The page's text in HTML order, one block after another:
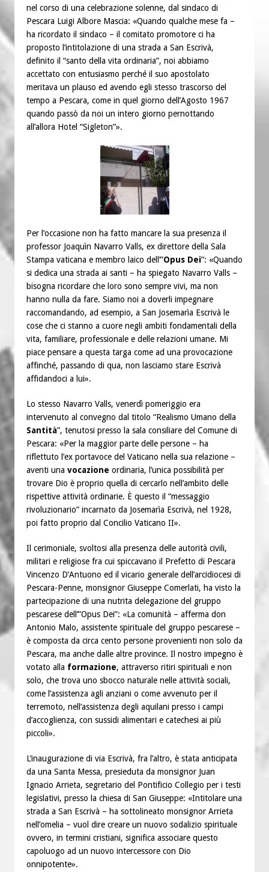
nel corso di una celebrazione solenne, dal sindaco di
Pescara Luigi Albore Mascia: «Quando qualche mese fa –
ha ricordato il sindaco – il comitato promotore ci ha
proposto l’intitolazione di una strada a San Escrivà,
definito il “santo della vita ordinaria”, noi abbiamo
accettato con entusiasmo perché il suo apostolato
meritava un plauso ed avendo egli stesso trascorso del
tempo a Pescara, come in quel giorno dell’Agosto 1967
quando passò da noi un intero giorno pernottando
all’allora Hotel “Sigleton”».
Per l’occasione non ha fatto mancare la sua presenza il
professor Joaquìn Navarro Valls, ex direttore della Sala
Stampa vaticana e membro laico dell’”Opus Dei”: «Quando
si dedica una strada ai santi – ha spiegato Navarro Valls –
bisogna ricordare che loro sono sempre vivi, ma non
hanno nulla da fare. Siamo noi a doverli impegnare
raccomandando, ad esempio, a San Josemarìa Escrivà le
cose che ci stanno a cuore negli ambiti fondamentali della
vita, familiare, professionale e delle relazioni umane. Mi
piace pensare a questa targa come ad una provocazione
affinché, passando di qua, non lasciamo stare Escrivà
affidandoci a lui».
Lo stesso Navarro Valls, venerdì pomeriggio era
intervenuto al convegno dal titolo “Realismo Umano della
Santità”, tenutosi presso la sala consiliare del Comune di
Pescara: «Per la maggior parte delle persone – ha
riflettuto l’ex portavoce del Vaticano nella sua relazione –
aventi una vocazione ordinaria, l’unica possibilità per
trovare Dio è proprio quella di cercarlo nell’ambito delle
rispettive attività ordinarie. È questo il “messaggio
rivoluzionario” incarnato da Josemarìa Escrivà, nel 1928,
poi fatto proprio dal Concilio Vaticano II».
Il cerimoniale, svoltosi alla presenza delle autorità civili,
militari e religiose fra cui spiccavano il Prefetto di Pescara
Vincenzo D’Antuono ed il vicario generale dell’arcidiocesi di
Pescara-Penne, monsignor Giuseppe Comerlati, ha visto la
partecipazione di una nutrita delegazione del gruppo
pescarese dell’”Opus Dei”: «La comunità – afferma don
Antonio Malo, assistente spirituale del gruppo pescarese –
è composta da circa cento persone provenienti non solo da
Pescara, ma anche dalle altre province. Il nostro impegno è
votato alla formazione, attraverso ritiri spirituali e non
solo, che trova uno sbocco naturale nelle attività sociali,
come l’assistenza agli anziani o come avvenuto per il
terremoto, nell’assistenza degli aquilani presso i campi
d’accoglienza, con sussidi alimentari e catechesi ai più
piccoli».
L’inaugurazione di via Escrivà, fra l’altro, è stata anticipata
da una Santa Messa, presieduta da monsignor Juan
Ignacio Arrieta, segretario del Pontificio Collegio per i testi
legislativi, presso la chiesa di San Giuseppe: «Intitolare una
strada a San Escrivà – ha sottolineato monsignor Arrieta
nell’omelia – vuol dire creare un nuovo sodalizio spirituale
ovvero, in termini cristiani, significa associare questo
capoluogo ad un nuovo intercessore con Dio
onnipotente».